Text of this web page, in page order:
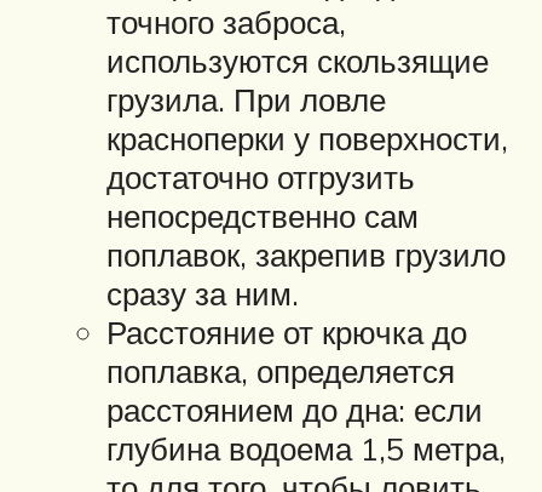
точного заброса,
используются скользящие
грузила. При ловле
красноперки у поверхности,
достаточно отгрузить
непосредственно сам
поплавок, закрепив грузило
сразу за ним.
Расстояние от крючка до
поплавка, определяется
расстоянием до дна: если
глубина водоема 1,5 метра,